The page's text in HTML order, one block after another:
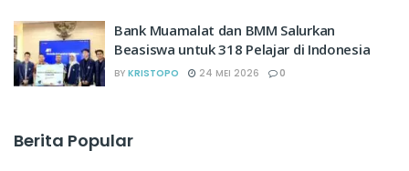
Bank Muamalat dan BMM Salurkan
Beasiswa untuk 318 Pelajar di Indonesia
BY KRISTOPO 24 MEI 2026 0
Berita Popular